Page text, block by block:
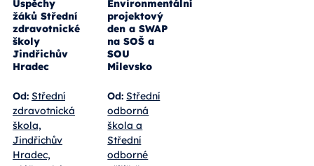
Úspěchy
žáků Střední
zdravotnické
školy
Jindřichův
Hradec
Od: Střední
zdravotnická
škola,
Jindřichův
Hradec,
Environmentální
projektový
den a SWAP
na SOŠ a
SOU
Milevsko
Od: Střední
odborná
škola a
Střední
odborné